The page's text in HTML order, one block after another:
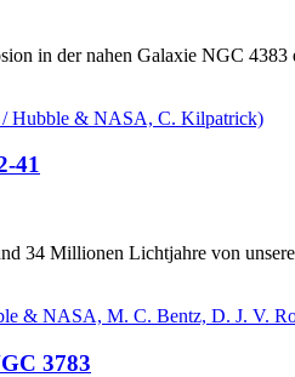
in der nahen Galaxie NGC
41
34 Millionen Lichtjahre von
3783